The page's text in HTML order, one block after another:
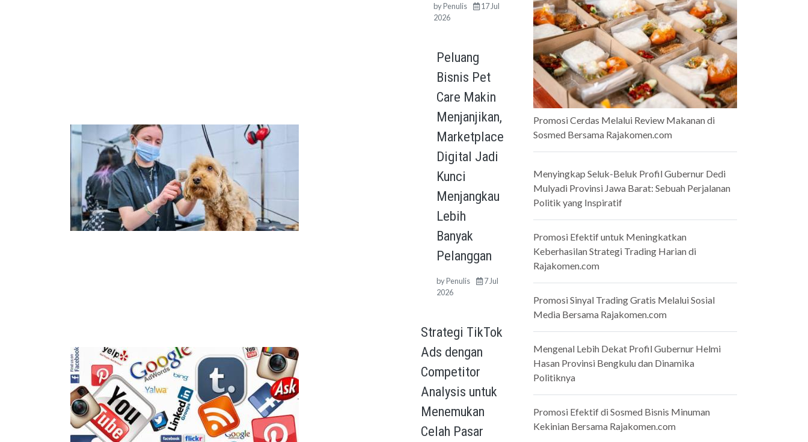
byPenulis
17 Jul
2026
Peluang
Bisnis Pet
Care Makin
Menjanjikan,
Marketplace
Digital Jadi
Kunci
Menjangkau
Lebih
Banyak
Pelanggan
byPenulis
7 Jul
2026
Strategi TikTok
Ads dengan
Competitor
Analysis untuk
Menemukan
Celah Pasar
Promosi Cerdas Melalui Review Makanan di
Sosmed Bersama Rajakomen.com
Menyingkap Seluk-Beluk Profil Gubernur Dedi
Mulyadi Provinsi Jawa Barat: Sebuah Perjalanan
Politik yang Inspiratif
Promosi Efektif untuk Meningkatkan
Keberhasilan Strategi Trading Harian di
Rajakomen.com
Promosi Sinyal Trading Gratis Melalui Sosial
Media Bersama Rajakomen.com
Mengenal Lebih Dekat Profil Gubernur Helmi
Hasan Provinsi Bengkulu dan Dinamika
Politiknya
Promosi Efektif di Sosmed Bisnis Minuman
Kekinian Bersama Rajakomen.com